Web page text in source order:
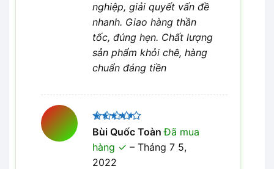
nghiệp, giải quyết vấn đề
nhanh. Giao hàng thần
tốc, đúng hẹn. Chất lượng
sản phẩm khỏi chê, hàng
chuẩn đáng tiền
Được
xếp hạng
45 sao
Bùi Quốc ToànĐã mua
hàng
– Tháng 7 5,
2022